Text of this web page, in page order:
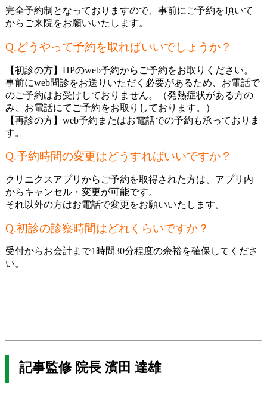
完全予約制となっておりますので、事前にご予約を頂いて
からご来院をお願いいたします。
Q.どうやって予約を取ればいいでしょうか？
【初診の方】HPのweb予約からご予約をお取りください。
事前にweb問診をお送りいただく必要があるため、お電話で
のご予約はお受けしておりません。（発熱症状がある方の
み、お電話にてご予約をお取りしております。）
【再診の方】web予約またはお電話での予約も承っておりま
す。
Q.予約時間の変更はどうすればいいですか？
クリニクスアプリからご予約を取得された方は、アプリ内
からキャンセル・変更が可能です。
それ以外の方はお電話で変更をお願いいたします。
Q.初診の診察時間はどれくらいですか？
受付からお会計まで1時間30分程度の余裕を確保してくださ
い。
記事監修 院長 濱田 達雄